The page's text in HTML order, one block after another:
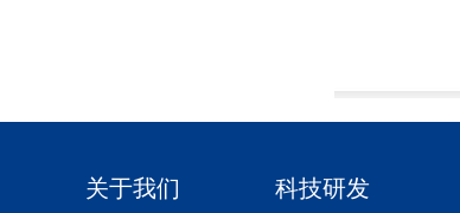
关于我们 科技研发